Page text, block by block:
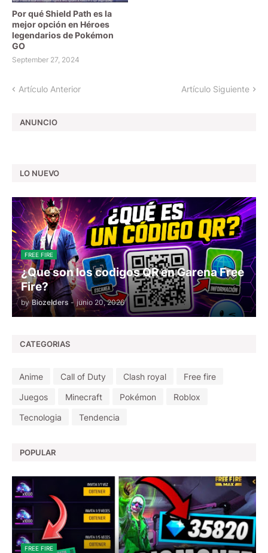
Por qué Shield Path es la
mejor opción en Héroes
legendarios de Pokémon
GO
September 27, 2024
Artículo Anterior Artículo Siguiente
ANUNCIO
LO NUEVO
FREE FIRE
¿Que son los codigos QR en Garena Free
Fire?
by Biozelders - junio 20, 2026
CATEGORIAS
Anime Call of Duty Clash royal
Free fire
Juegos
Minecraft Pokémon
Roblox
Tecnologia
Tendencia
POPULAR
FREE FIRE